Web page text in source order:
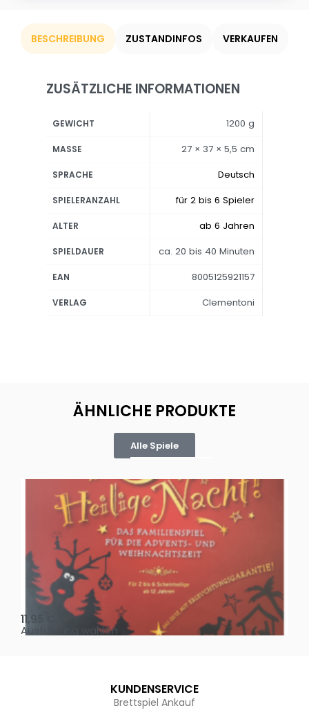
BESCHREIBUNG ZUSTANDINFOS VERKAUFEN
ZUSÄTZLICHE INFORMATIONEN
GEWICHT 1200 g
MASSE 27 × 37 × 5,5 cm
SPRACHE Deutsch
SPIELERANZAHL für 2 bis 6 Spieler
ALTER ab 6 Jahren
SPIELDAUER ca. 20 bis 40 Minuten
EAN 8005125921157
VERLAG Clementoni
ÄHNLICHE PRODUKTE
Alle Spiele
Oh, heilige Nacht!
11,95
Ausführung wählen
KUNDENSERVICE
Brettspiel Ankauf